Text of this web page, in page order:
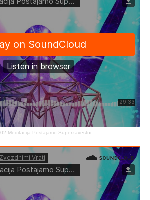
02 Meditacija Postajamo Superzavestni